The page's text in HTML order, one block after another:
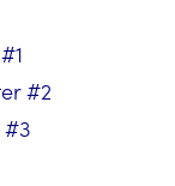
#2
#3